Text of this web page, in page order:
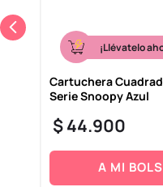
¡Llévatelo
Cartuchera
Serie Snoopy Azul
$44.900
A MI